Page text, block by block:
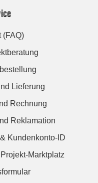
(FAQ)
Lieferung
Rechnung
Reklamation
Kundenkonto-ID
Marktplatz